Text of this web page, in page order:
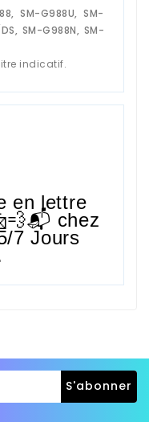
SM-G988U, SM-
SM-G988N, SM-
indicatif.
en lettre
chez
7 Jours